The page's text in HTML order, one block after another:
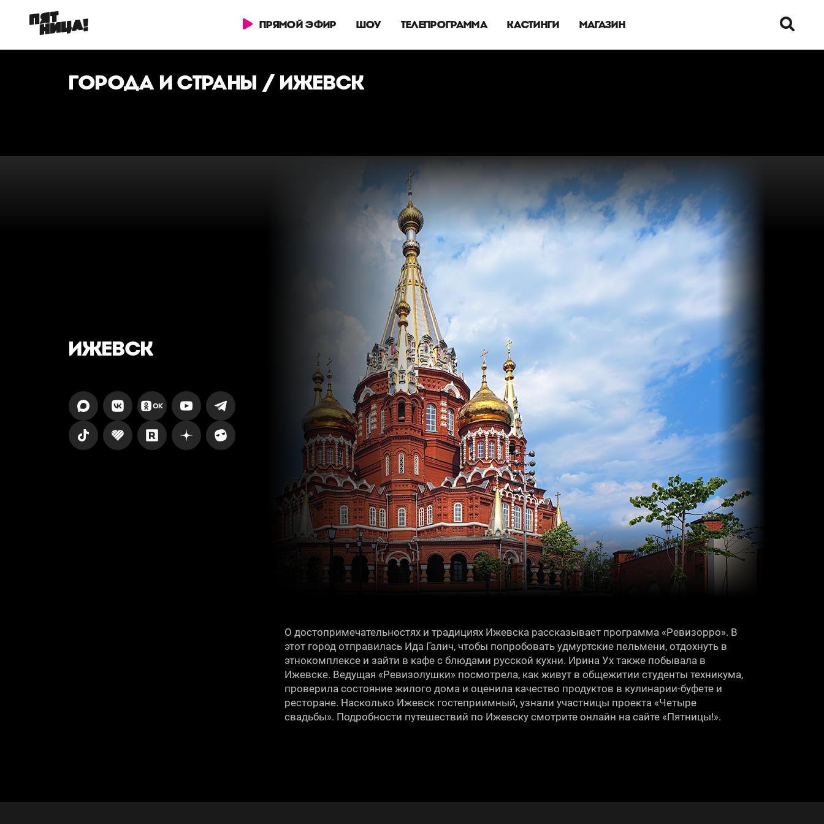
ПРЯМОЙ ЭФИР ШОУ ТЕЛЕПРОГРАММА КАСТИНГИ МАГАЗИН
ГОРОДА И СТРАНЫ / ИЖЕВСК
ИЖЕВСК
О достопримечательностях и традициях Ижевска рассказывает программа «Ревизорро». В
этот город отправилась Ида Галич, чтобы попробовать удмуртские пельмени, отдохнуть в
этнокомплексе и зайти в кафе с блюдами русской кухни. Ирина Ух также побывала в
Ижевске. Ведущая «Ревизолушки» посмотрела, как живут в общежитии студенты техникума,
проверила состояние жилого дома и оценила качество продуктов в кулинарии-буфете и
ресторане. Насколько Ижевск гостеприимный, узнали участницы проекта «Четыре
свадьбы». Подробности путешествий по Ижевску смотрите онлайн на сайте «Пятницы!».